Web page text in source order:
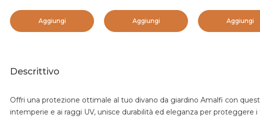
Aggiungi Aggiungi Aggiungi
Descrittivo
Offri una protezione ottimale al tuo divano da giardino Amalfi con
intemperie e ai raggi UV, unisce durabilità ed eleganza per proteggere